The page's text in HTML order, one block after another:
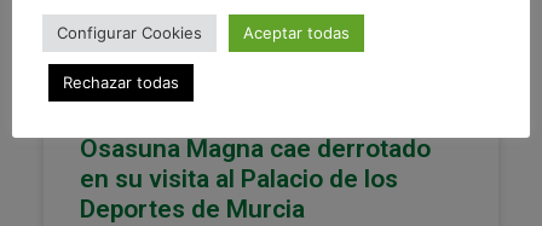
Osasuna Magna cae derrotado
en su visita al Palacio de los
Deportes de Murcia
Configurar Cookies Aceptar todas
Rechazar todas